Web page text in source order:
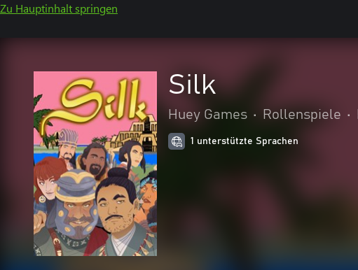
Zu Hauptinhalt springen
Silk
Huey Games • Rollenspiele •
1 unterstützte Sprachen